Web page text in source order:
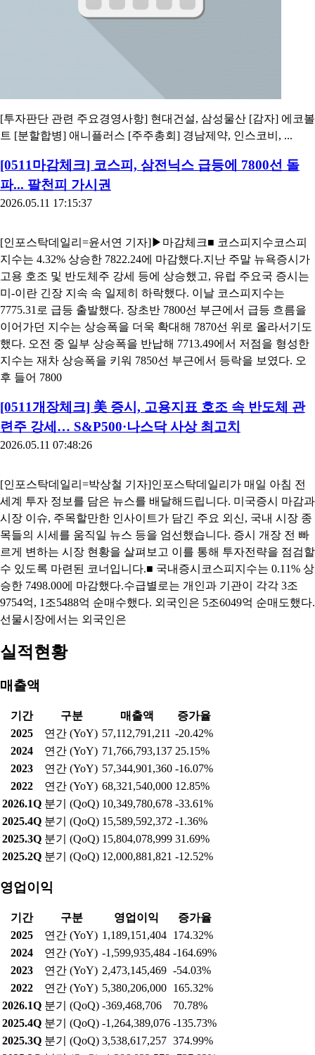
시는 혼조 마감했다. 이날 코스피지수는 시가를 고점으로
8048.09로 약세 출발했다. 장 초반 폭락세를 보이며 7442.73에서
장중 저점을 기록했다. 이후 오전중 7846선까지 낙폭을 줄이기도
했으나 오후 들어 시간이 갈수록 재차 낙폭을 키웠고 결국
7484.41에서 거래를 마감했다.미국 고용지표 호조 속 Fed 금리 인
[오늘의 증시일정] 현대건설·삼성물산·인스코비 등
2026.05.26 07:49:00
[0511마감체크] 코스피, 삼전닉스 급등에 7800선 돌
파... 팔천피 가시권
2026.05.11 17:15:37
[인포스탁데일리=윤서연 기자]▶마감체크■ 코스피지수코스피
지수는 4.32% 상승한 7822.24에 마감했다.지난 주말 뉴욕증시가
고용 호조 및 반도체주 강세 등에 상승했고, 유럽 주요국 증시는
미-이란 긴장 지속 속 일제히 하락했다. 이날 코스피지수는
7775.31로 급등 출발했다. 장초반 7800선 부근에서 급등 흐름을
이어가던 지수는 상승폭을 더욱 확대해 7870선 위로 올라서기도
했다. 오전 중 일부 상승폭을 반납해 7713.49에서 저점을 형성한
후 들어 7800
[0511개장체크] 美 증시, 고용지표 호조 속 반도체 관
련주 강세… S&P500·나스닥 사상 최고치
2026.05.11 07:48:26